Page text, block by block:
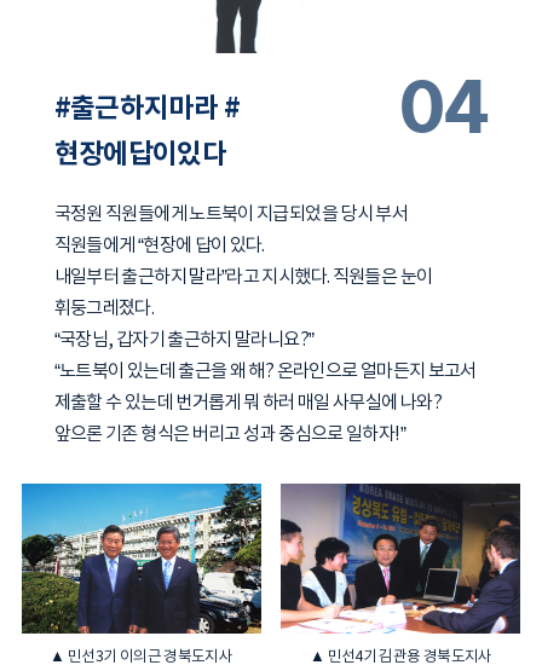
04
#출근하지마라 #
현장에답이있다
국정원 직원들에게 노트북이 지급되었을 당시 부서
직원들에게 “현장에 답이 있다.
내일부터 출근하지 말라”라고 지시했다. 직원들은 눈이
휘둥그레졌다.
“국장님, 갑자기 출근하지 말라니요?”
“노트북이 있는데 출근을 왜 해? 온라인으로 얼마든지 보고서
제출할 수 있는데 번거롭게 뭐 하러 매일 사무실에 나와?
앞으론 기존 형식은 버리고 성과 중심으로 일하자!”
▲ 민선3기 이의근 경북도지사 ▲ 민선4기 김관용 경북도지사